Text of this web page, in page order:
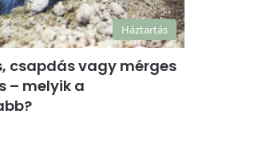
Háztartás
csapdás vagy mérges
– melyik a